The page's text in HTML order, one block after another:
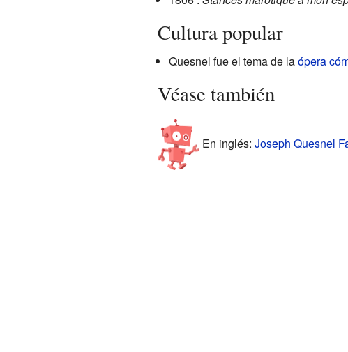
Cultura popular
Quesnel fue el tema de laópera
Véase también
En inglés: Joseph Quesnel